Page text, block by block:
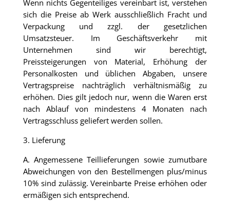
Wenn nichts Gegenteiliges vereinbart ist, verstehen
sich die Preise ab Werk ausschließlich Fracht und
Verpackung und zzgl. der gesetzlichen
Umsatzsteuer. Im Geschäftsverkehr mit
Unternehmen sind wir berechtigt,
Preissteigerungen von Material, Erhöhung der
Personalkosten und üblichen Abgaben, unsere
Vertragspreise nachträglich verhältnismäßig zu
erhöhen. Dies gilt jedoch nur, wenn die Waren erst
nach Ablauf von mindestens 4 Monaten nach
Vertragsschluss geliefert werden sollen.
3. Lieferung
A. Angemessene Teillieferungen sowie zumutbare
Abweichungen von den Bestellmengen plus/minus
10% sind zulässig. Vereinbarte Preise erhöhen oder
ermäßigen sich entsprechend.